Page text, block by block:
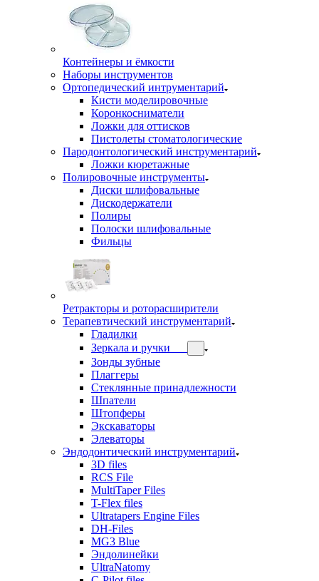
Контейнеры и ёмкости
Наборы инструментов
Ортопедический интрументарий
Кисти моделировочные
Коронкосниматели
Ложки для оттисков
Пистолеты стоматологические
Пародонтологический инструментарий
Ложки кюретажные
Полировочные инструменты
Диски шлифовальные
Дискодержатели
Полиры
Полоски шлифовальные
Фильцы
Ретракторы и роторасширители
Терапевтический инструментарий
Гладилки
Зеркала и ручки
Зонды зубные
Плаггеры
Стеклянные принадлежности
Шпатели
Штопферы
Экскаваторы
Элеваторы
Эндодонтический инструментарий
3D files
RCS File
MultiTaper Files
T-Flex files
Ultratapers Engine Files
DH-Files
MG3 Blue
Эндолинейки
UltraNatomy